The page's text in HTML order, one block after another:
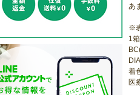
あ
※
1
着
医